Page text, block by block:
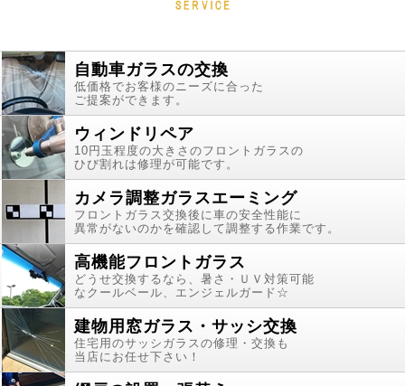
自動車ガラスの交換
低価格でお客様のニーズに合った
ご提案ができます。
ウィンドリペア
10円玉程度の大きさのフロントガラスの
ひび割れは修理が可能です。
カメラ調整ガラスエーミング
フロントガラス交換後に車の安全性能に
異常がないのかを確認して調整する作業です。
高機能フロントガラス
どうせ交換するなら、暑さ・ＵＶ対策可能
なクールベール、エンジェルガード☆
建物用窓ガラス・サッシ交換
住宅用のサッシガラスの修理・交換も
当店にお任せ下さい！